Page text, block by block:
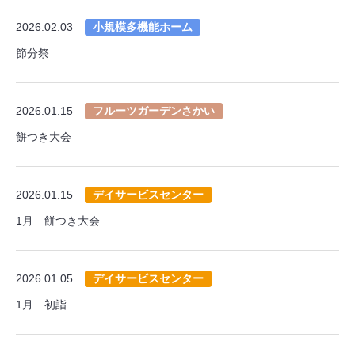
2026.02.03 小規模多機能ホーム
節分祭
2026.01.15 フルーツガーデンさかい
餅つき大会
2026.01.15 デイサービスセンター
1月 餅つき大会
2026.01.05 デイサービスセンター
1月 初詣